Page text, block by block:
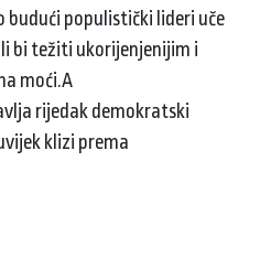
budući populistički lideri uče
bi težiti ukorijenjenijim i
moći.A
rijedak demokratski
klizi prema